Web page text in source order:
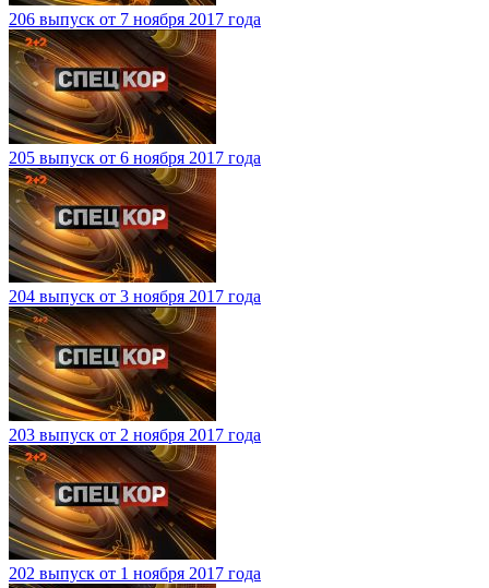
206 выпуск от 7 ноября 2017 года
205 выпуск от 6 ноября 2017 года
204 выпуск от 3 ноября 2017 года
203 выпуск от 2 ноября 2017 года
202 выпуск от 1 ноября 2017 года